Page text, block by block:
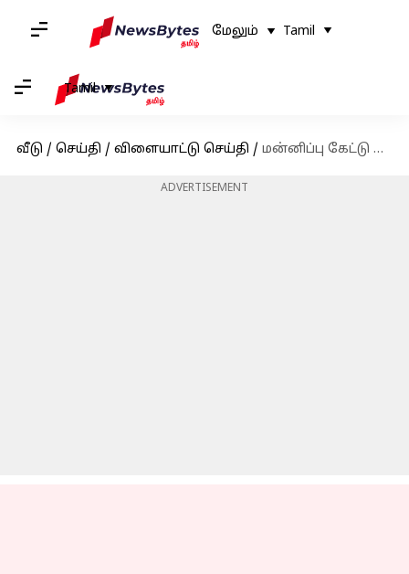
மேலும் Tamil
Tamil
வீடு / செய்தி / விளையாட்டு செய்தி / மன்னிப்பு கேட்டு மீண்டும் பிஎஸ்ஜி கால்பந்து கிளப் அணியில் இணைந்த லியோனல் மெஸ்ஸி
ADVERTISEMENT